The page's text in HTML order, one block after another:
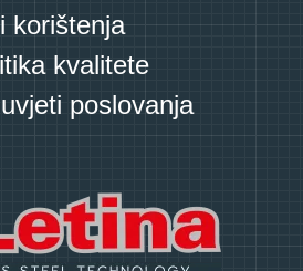
korištenja
kvalitete
poslovanja